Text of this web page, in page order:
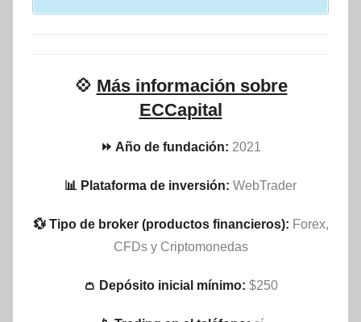
💠 Más información sobre
ECCapital
⏩ Año de fundación: 2021
📊 Plataforma de inversión: WebTrader
💱 Tipo de broker (productos financieros): Forex,
CFDs y Criptomonedas
👛 Depósito inicial mínimo: $250